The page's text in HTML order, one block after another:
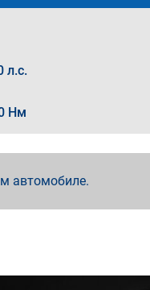
л.с.
Нм
автомобиле.